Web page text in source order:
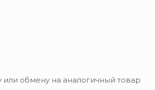
обмену на аналогичный товар